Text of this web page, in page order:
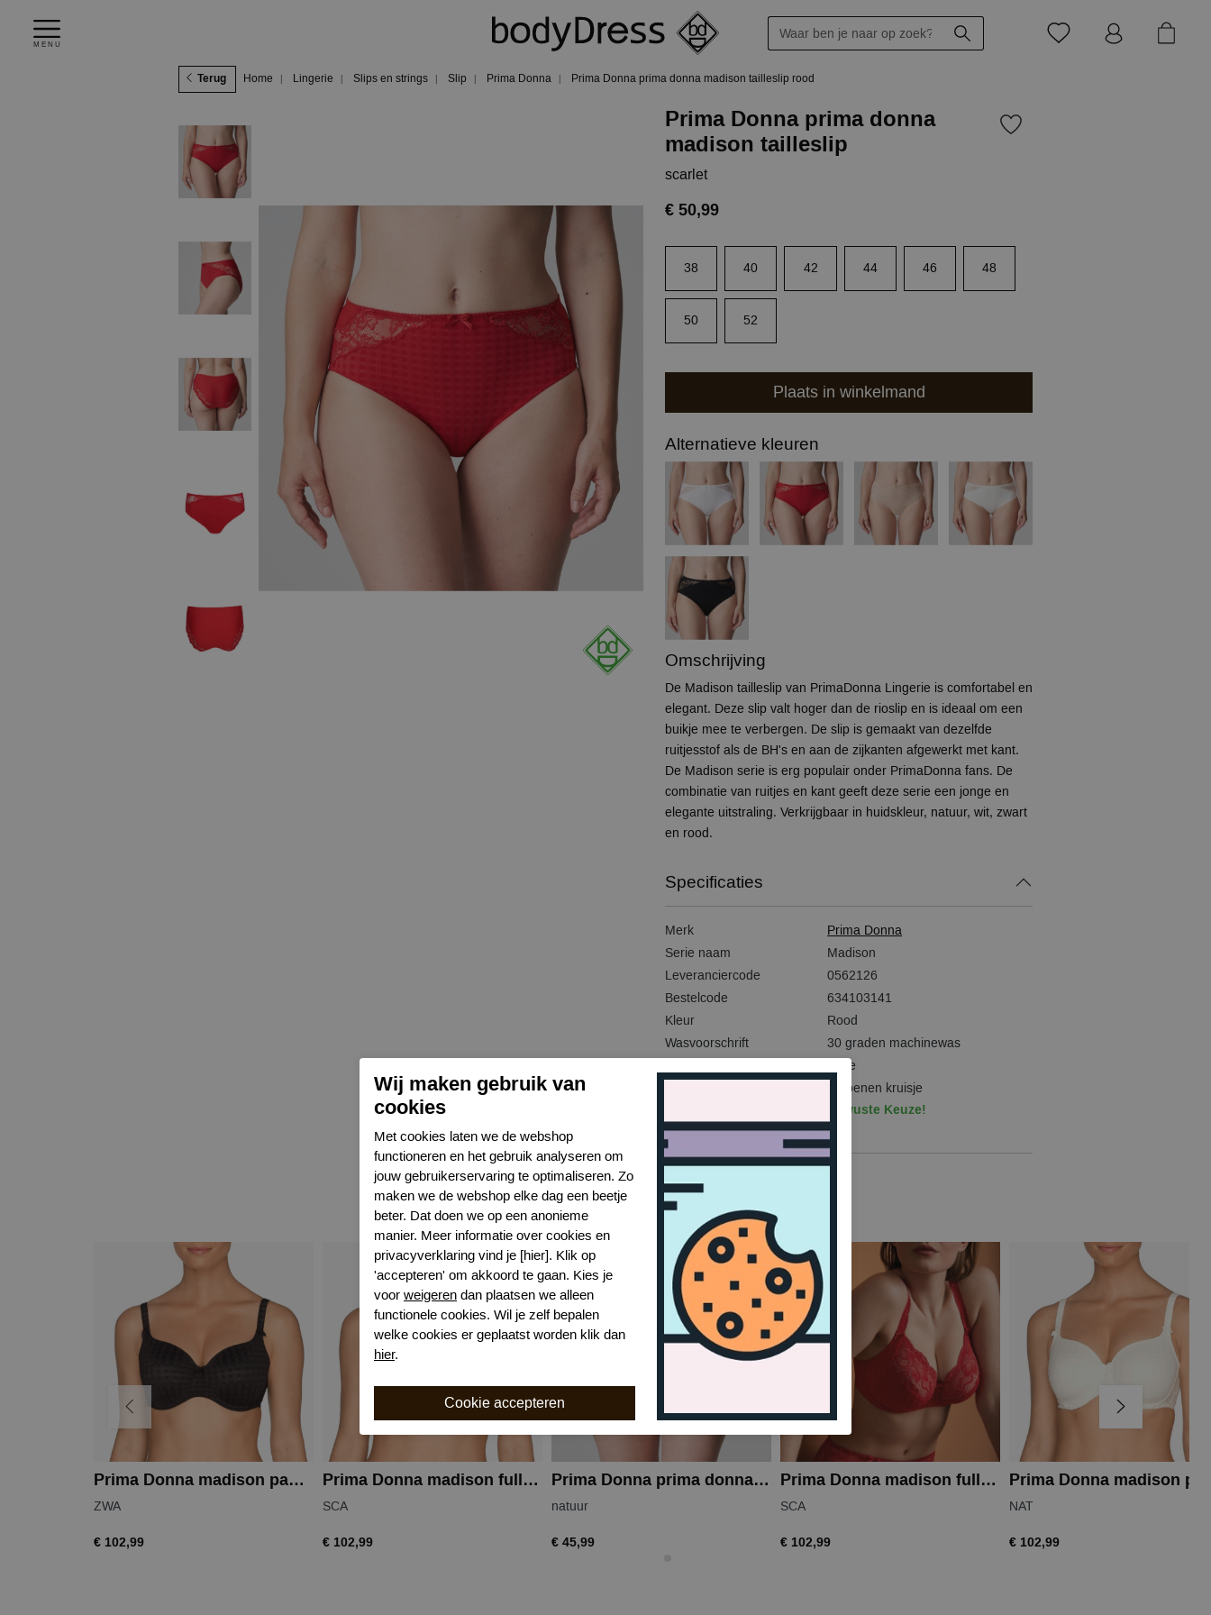
MENU
Terug Home Lingerie Slips en strings Slip Prima Donna Prima Donna prima donna madison tailleslip rood
Prima Donna prima donna
madison tailleslip
scarlet
€ 50,99
38 40 42 44 46 48
50 52
Plaats in winkelmand
Alternatieve kleuren
Omschrijving
De Madison tailleslip van PrimaDonna Lingerie is comfortabel en
elegant. Deze slip valt hoger dan de rioslip en is ideaal om een
buikje mee te verbergen. De slip is gemaakt van dezelfde
ruitjesstof als de BH's en aan de zijkanten afgewerkt met kant.
De Madison serie is erg populair onder PrimaDonna fans. De
combinatie van ruitjes en kant geeft deze serie een jonge en
elegante uitstraling. Verkrijgbaar in huidskleur, natuur, wit, zwart
en rood.
Specificaties
Merk
Prima Donna
Serie naam
Madison
Leveranciercode
0562126
Bestelcode
634103141
Kleur
Rood
Wasvoorschrift
30 graden machinewas
Taille
Katoenen kruisje
Bewuste Keuze!
Gerelateerde producten
Prima Donna madison padded bra - heart shape
ZWA
€ 102,99
Prima Donna madison full cup wire bra
SCA
€ 102,99
Prima Donna prima donna madison rioslip
natuur
€ 45,99
Prima Donna madison full cup wire bra
SCA
€ 102,99
NAT
€ 102,99
Wij maken gebruik van
cookies
Met cookies laten we de webshop
functioneren en het gebruik analyseren om
jouw gebruikerservaring te optimaliseren. Zo
maken we de webshop elke dag een beetje
beter. Dat doen we op een anonieme
manier. Meer informatie over cookies en
privacyverklaring vind je [hier]. Klik op
'accepteren' om akkoord te gaan. Kies je
voor weigeren dan plaatsen we alleen
functionele cookies. Wil je zelf bepalen
welke cookies er geplaatst worden klik dan
hier.